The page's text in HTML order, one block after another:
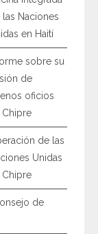
las Naciones
en Haití
sobre su
de
oficios
Chipre
de las
Unidas
Chipre
de